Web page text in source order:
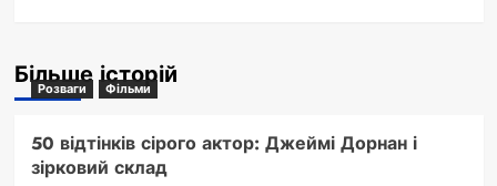
Більше історій
Розваги Фільми
50 відтінків сірого актор: Джеймі Дорнан і
зірковий склад